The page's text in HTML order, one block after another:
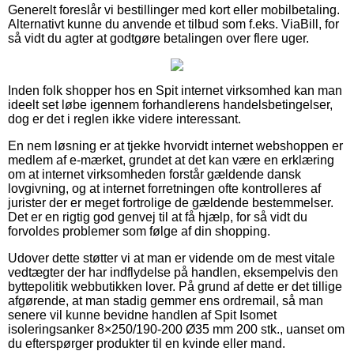
Generelt foreslår vi bestillinger med kort eller mobilbetaling.
Alternativt kunne du anvende et tilbud som f.eks. ViaBill, for
så vidt du agter at godtgøre betalingen over flere uger.
Inden folk shopper hos en Spit internet virksomhed kan man
ideelt set løbe igennem forhandlerens handelsbetingelser,
dog er det i reglen ikke videre interessant.
En nem løsning er at tjekke hvorvidt internet webshoppen er
medlem af e-mærket, grundet at det kan være en erklæring
om at internet virksomheden forstår gældende dansk
lovgivning, og at internet forretningen ofte kontrolleres af
jurister der er meget fortrolige de gældende bestemmelser.
Det er en rigtig god genvej til at få hjælp, for så vidt du
forvoldes problemer som følge af din shopping.
Udover dette støtter vi at man er vidende om de mest vitale
vedtægter der har indflydelse på handlen, eksempelvis den
byttepolitik webbutikken lover. På grund af dette er det tillige
afgørende, at man stadig gemmer ens ordremail, så man
senere vil kunne bevidne handlen af Spit Isomet
isoleringsanker 8×250/190-200 Ø35 mm 200 stk., uanset om
du efterspørger produkter til en kvinde eller mand.